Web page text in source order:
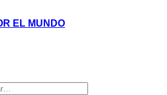
EL MUNDO